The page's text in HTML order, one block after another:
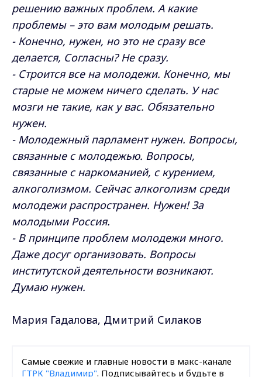
решению важных проблем. А какие
проблемы – это вам молодым решать.
- Конечно, нужен, но это не сразу все
делается, Согласны? Не сразу.
- Строится все на молодежи. Конечно, мы
старые не можем ничего сделать. У нас
мозги не такие, как у вас. Обязательно
нужен.
- Молодежный парламент нужен. Вопросы,
связанные с молодежью. Вопросы,
связанные с наркоманией, с курением,
алкоголизмом. Сейчас алкоголизм среди
молодежи распространен. Нужен! За
молодыми Россия.
- В принципе проблем молодежи много.
Даже досуг организовать. Вопросы
институтской деятельности возникают.
Думаю нужен.
Мария Гадалова, Дмитрий Силаков
Самые свежие и главные новости в макс-канале
ГТРК "Владимир". Подписывайтесь и будьте в